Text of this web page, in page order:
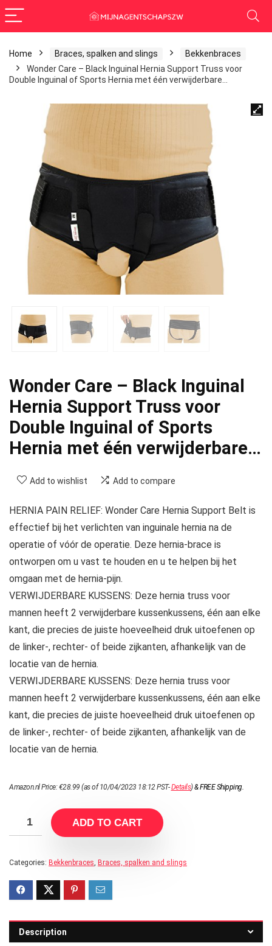
Home Braces, spalken and slings
Bekkenbraces
Wonder Care – Black Inguinal Hernia Support Truss voor
Double Inguinal of Sports Hernia met één verwijderbare…
Wonder Care – Black Inguinal
Hernia Support Truss voor
Double Inguinal of Sports
Hernia met één verwijderbare…
Add to wishlist Add to compare
HERNIA PAIN RELIEF: Wonder Care Hernia Support Belt is
effectief bij het verlichten van inguinale hernia na de
operatie of vóór de operatie. Deze hernia-brace is
ontworpen om u vast te houden en u te helpen bij het
omgaan met de hernia-pijn.
VERWIJDERBARE KUSSENS: Deze hernia truss voor
mannen heeft 2 verwijderbare kussenkussens, één aan elke
kant, die precies de juiste hoeveelheid druk uitoefenen op
de linker-, rechter- of beide zijkanten, afhankelijk van de
locatie van de hernia.
VERWIJDERBARE KUSSENS: Deze hernia truss voor
mannen heeft 2 verwijderbare kussenkussens, één aan elke
kant, die precies de juiste hoeveelheid druk uitoefenen op
de linker-, rechter- of beide zijkanten, afhankelijk van de
locatie van de hernia.
Amazon.nl Price:€28.99 (as of 10/04/2023 18:12 PST-Details)&FREE Shipping.
ADD TO CART
Categories: Bekkenbraces, Braces, spalken and slings
Description